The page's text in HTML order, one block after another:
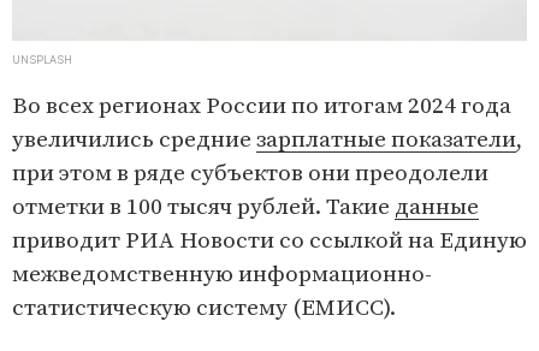
UNSPLASH
Во всех регионах России по итогам 2024 года
увеличились средние зарплатные показатели,
при этом в ряде субъектов они преодолели
отметки в 100 тысяч рублей. Такие данные
приводит РИА Новости со ссылкой на Единую
межведомственную информационно-
статистическую систему (ЕМИСС).